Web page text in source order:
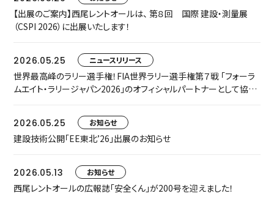
【出展のご案内】西尾レントオールは、 第８回 国際 建設・測量展
（CSPI 2026）に出展いたします！
2026.05.25 ニュースリリース
世界最高峰のラリー選手権！FIA世界ラリー選手権第７戦 「フォーラ
ムエイト・ラリージャパン2026」のオフィシャルパートナーとして協賛
2026.05.25
お知らせ
建設技術公開「EE東北’26」出展のお知らせ
2026.05.13 お知らせ
西尾レントオールの広報誌「安全くん」が200号を迎えました！